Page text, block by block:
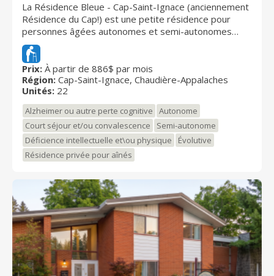
La Résidence Bleue - Cap-Saint-Ignace (anciennement
Résidence du Cap!) est une petite résidence pour
personnes âgées autonomes et semi-autonomes
située au coeur du magnifique village de Cap-Saint-
Ignace. Elle réunit au maximum 22 résidents dans un
milieu des plus agréables, où tout le monde se
connait. Notre mission? Permettre aux aînés de
demeurer dans leur communauté en leur offrant un
milieu de vie chaleureux et des services de qualité, à
un coût abordable. Contactez-nous pour une visite dès
aujourd'hui!
Prix: À partir de 886$ par mois
Région: Cap-Saint-Ignace, Chaudière-Appalaches
Unités: 22
Alzheimer ou autre perte cognitive
Autonome
Court séjour et/ou convalescence
Semi-autonome
Déficience intellectuelle et\ou physique
Évolutive
Résidence privée pour aînés